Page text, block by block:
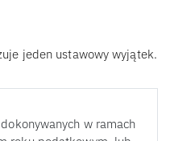
jeden ustawowy wyjątek.
w ramach